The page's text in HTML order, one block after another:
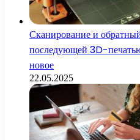
Сканирование и
последующей 3D-
новое
22.05.2025